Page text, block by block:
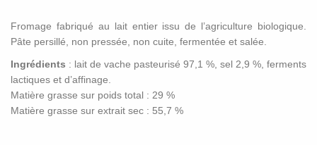
Fromage fabriqué au lait entier issu de l’agriculture biologique.
Pâte persillé, non pressée, non cuite, fermentée et salée.
Ingrédients : lait de vache pasteurisé 97,1 %, sel 2,9 %, ferments
lactiques et d’affinage.
Matière grasse sur poids total : 29 %
Matière grasse sur extrait sec : 55,7 %